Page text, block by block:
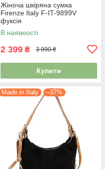
Жіноча шкіряна сумка
Firenze Italy F-IT-9899V
фуксія
В наявності
2 399 ₴ 3 990 ₴
Купити
Made in Italy –37%